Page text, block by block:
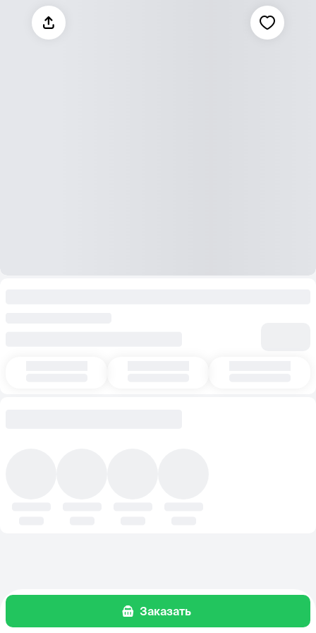
Заказать